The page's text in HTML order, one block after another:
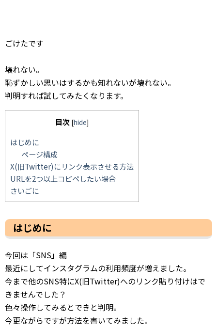
ごけたです
壊れない。
恥ずかしい思いはするかも知れないが壊れない。
判明すれば試してみたくなります。
目次 [hide]
はじめに
ページ構成
X(旧Twitter)にリンク表示させる方法
URLを2つ以上コピペしたい場合
さいごに
はじめに
今回は「SNS」編
最近にしてインスタグラムの利用頻度が増えました。
今まで他のSNS特にX(旧Twitter)へのリンク貼り付けはで
きませんでした？
色々操作してみるとできと判明。
今更ながらですが方法を書いてみました。